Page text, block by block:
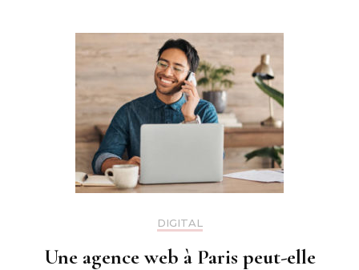
DIGITAL
Une agence web à Paris peut-elle